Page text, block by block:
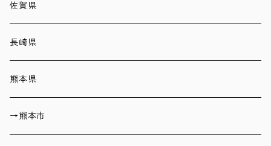
佐賀県
長崎県
熊本県
→熊本市